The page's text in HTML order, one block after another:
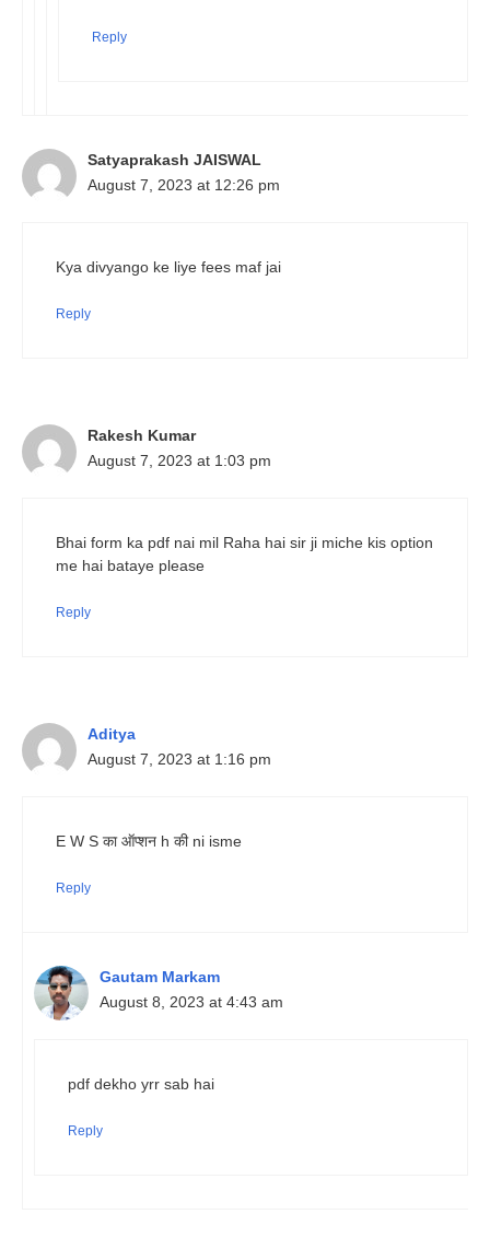
Reply
Satyaprakash JAISWAL
August 7, 2023 at 12:26 pm
Kya divyango ke liye fees maf jai
Reply
Rakesh Kumar
August 7, 2023 at 1:03 pm
Bhai form ka pdf nai mil Raha hai sir ji miche kis option
me hai bataye please
Reply
Aditya
August 7, 2023 at 1:16 pm
E W S का ऑप्शन h की ni isme
Reply
Gautam Markam
August 8, 2023 at 4:43 am
pdf dekho yrr sab hai
Reply